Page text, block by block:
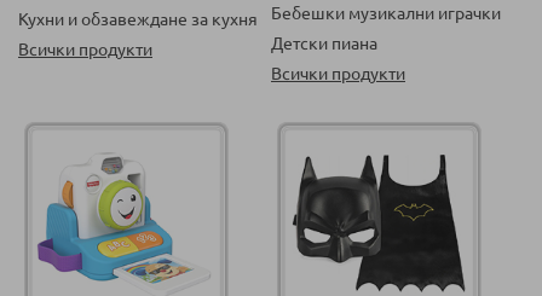
Кухни и обзавеждане за кухня
Всички продукти
Бебешки музикални играчки
Детски пиана
Всички продукти